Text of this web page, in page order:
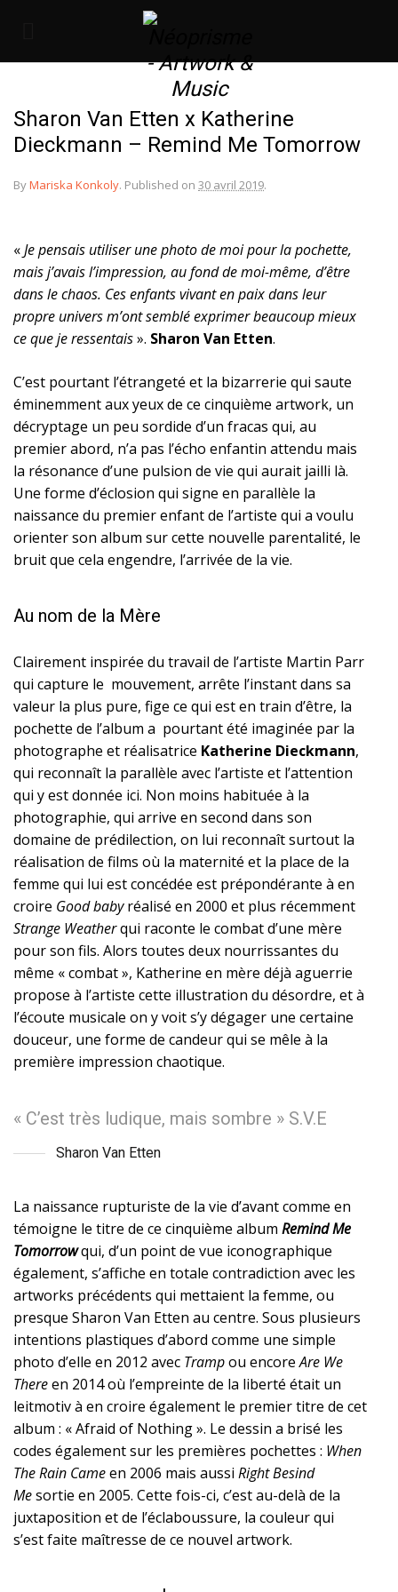
Sharon Van Etten x Katherine
Dieckmann – Remind Me Tomorrow
ByMariska Konkoly. Published on 30 avril 2019.
«Je pensais utiliser une photo de moi pour la pochette,
mais j’avais l’impression, au fond de moi-même, d’être
dans le chaos. Ces enfants vivant en paix dans leur
propre univers m’ont semblé exprimer beaucoup mieux
ce que je ressentais». Sharon Van Etten.
C’est pourtant l’étrangeté et la bizarrerie qui saute
éminemment aux yeux de ce cinquième artwork, un
décryptage un peu sordide d’un fracas qui, au
premier abord, n’a pas l’écho enfantin attendu mais
la résonance d’une pulsion de vie qui aurait jailli là.
Une forme d’éclosion qui signe en parallèle la
naissance du premier enfant de l’artiste qui a voulu
orienter son album sur cette nouvelle parentalité, le
bruit que cela engendre, l’arrivée de la vie.
Au nom de la Mère
Clairement inspirée du travail de l’artiste Martin Parr
qui capture le mouvement, arrête l’instant dans sa
valeur la plus pure, fige ce qui est en train d’être, la
pochette de l’album a pourtant été imaginée par la
photographe et réalisatrice Katherine Dieckmann,
qui reconnaît la parallèle avec l’artiste et l’attention
qui y est donnée ici. Non moins habituée à la
photographie, qui arrive en second dans son
domaine de prédilection, on lui reconnaît surtout la
réalisation de films où la maternité et la place de la
femme qui lui est concédée est prépondérante à en
croire Good babyréalisé en 2000 et plus récemment
Strange Weatherqui raconte le combat d’une mère
pour son fils. Alors toutes deux nourrissantes du
même « combat », Katherine en mère déjà aguerrie
propose à l’artiste cette illustration du désordre, et à
l’écoute musicale on y voit s’y dégager une certaine
douceur, une forme de candeur qui se mêle à la
première impression chaotique.
« C’est très ludique, mais sombre » S.V.E
Sharon Van Etten
La naissance rupturiste de la vie d’avant comme en
témoigne le titre de ce cinquième album Remind Me
Tomorrowqui, d’un point de vue iconographique
également, s’affiche en totale contradiction avec les
artworks précédents qui mettaient la femme, ou
presque Sharon Van Etten au centre. Sous plusieurs
intentions plastiques d’abord comme une simple
photo d’elle en 2012 avec Trampou encoreAre We
Thereen 2014 où l’empreinte de la liberté était un
leitmotiv à en croire également le premier titre de cet
album : « Afraid of Nothing ». Le dessin a brisé les
codes également sur les premières pochettes : When
The Rain Cameen 2006 mais aussi Right Besind
Mesortie en 2005. Cette fois-ci, c’est au-delà de la
juxtaposition et de l’éclaboussure, la couleur qui
s’est faite maîtresse de ce nouvel artwork.